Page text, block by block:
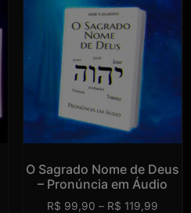
O Sagrado Nome de Deus
– Pronúncia em Áudio
R$ 99,90 – R$ 119,99